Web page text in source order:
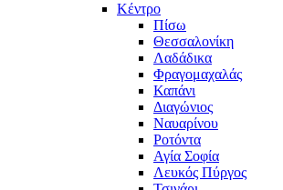
Κέντρο
Πίσω
Θεσσαλονίκη
Λαδάδικα
Φραγομαχαλάς
Καπάνι
Διαγώνιος
Ναυαρίνου
Ροτόντα
Αγία Σοφία
Λευκός Πύργος